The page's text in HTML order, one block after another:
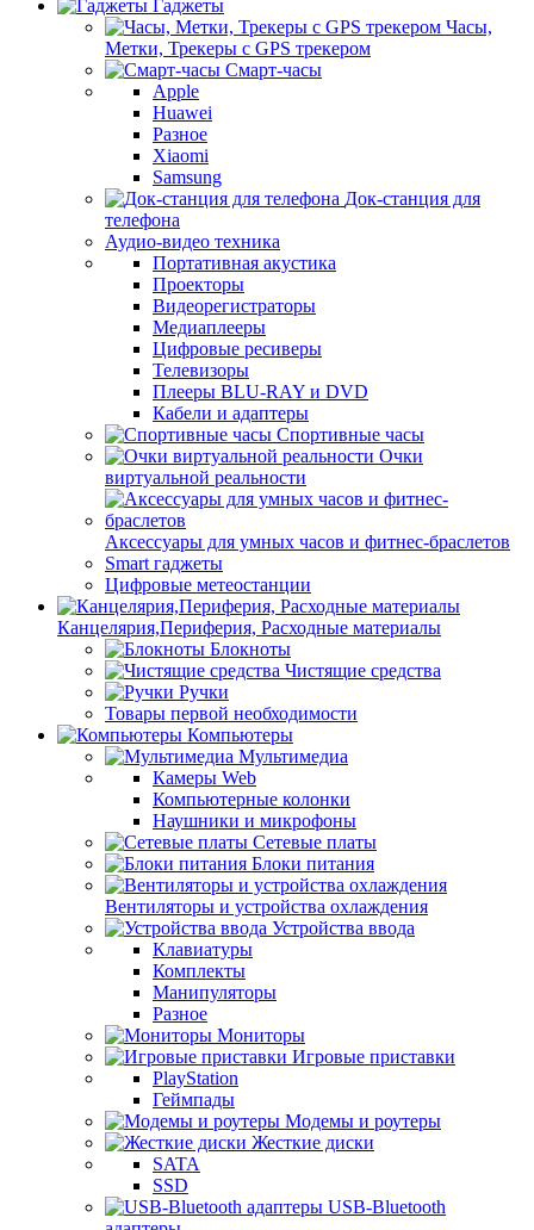
Гаджеты
Часы,
Метки, Трекеры с GPS трекером
Смарт-часы
Apple
Huawei
Разное
Xiaomi
Samsung
Док-станция для
телефона
Аудио-видео техника
Портативная акустика
Проекторы
Видеорегистраторы
Медиаплееры
Цифровые ресиверы
Телевизоры
Плееры BLU-RAY и DVD
Кабели и адаптеры
Спортивные часы
Очки
виртуальной реальности
Аксессуары для умных часов и фитнес-браслетов
Smart гаджеты
Цифровые метеостанции
Канцелярия,Периферия, Расходные материалы
Блокноты
Чистящие средства
Ручки
Товары первой необходимости
Компьютеры
Мультимедиа
Камеры Web
Компьютерные колонки
Наушники и микрофоны
Сетевые платы
Блоки питания
Вентиляторы и устройства охлаждения
Устройства ввода
Клавиатуры
Комплекты
Манипуляторы
Разное
Мониторы
Игровые приставки
PlayStation
Геймпады
Модемы и роутеры
Жесткие диски
SATA
SSD
USB-Bluetooth